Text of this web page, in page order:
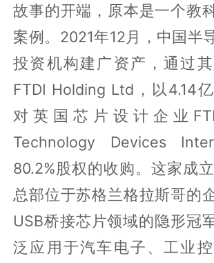
故事的开端，原本是一个教
案例。2021年12月，中国半
投资机构建广资产，通过
FTDI Holding Ltd，以4.14
对英国芯片设计企业
Technology Devices
80.2%股权的收购。这家成立
总部位于苏格兰格拉斯哥的
USB桥接芯片领域的隐形冠
泛应用于汽车电子、工业